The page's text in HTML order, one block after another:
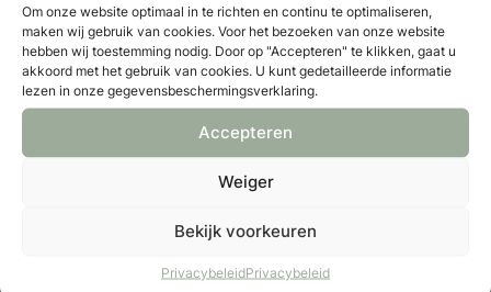
Om onze website optimaal in te richten en continu te optimaliseren,
maken wij gebruik van cookies. Voor het bezoeken van onze website
hebben wij toestemming nodig. Door op "Accepteren" te klikken, gaat u
akkoord met het gebruik van cookies. U kunt gedetailleerde informatie
lezen in onze gegevensbeschermingsverklaring.
Accepteren
Weiger
Bekijk voorkeuren
PrivacybeleidPrivacybeleid
De receptie
“Zaterdag konden we even bijkomen”, zegt Remy. “En onze
kleding naar de stomerij brengen, want jeetje: die lucht!
Daarna hebben we met vrienden de boerderij lichtelijk
omgebouwd, want er kwamen ruim 400 gasten naar de
keer aan te kunnen en om dit bijzondere moment te delen
met zakenrelaties uit m’n vaders bedrijf. Sommige van hen